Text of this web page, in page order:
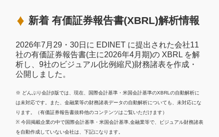
新着 有価証券報告書(XBRL)解析情報
2026年7月29・30日に EDINET に提出された会社11
社の有価証券報告書(主に2026年4月期)の XBRL を解
析し、9社のビジュアル(比例縮尺)財務諸表を作成・
公開しました。
※ どんぶり会計β版では、現在、国際会計基準・米国会計基準のXBRLの自動解析に
は未対応です。また、金融業等の財務諸表データの自動解析についても、未対応にな
ります。（有価証券報告書抜粋他のコンテンツはご覧いただけます）
※ 今回掲載企業の中で国際会計基準・米国会計基準,金融業等で、ビジュアル財務諸表
を自動作成していない会社は、下記になります。